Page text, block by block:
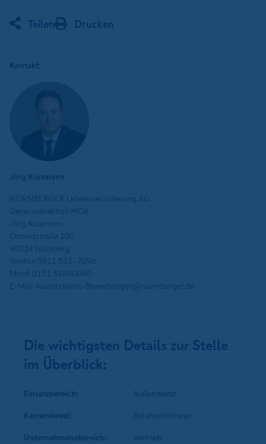
Teilen Drucken
Kontakt:
Jörg Klusmann
NÜRNBERGER Lebensversicherung AG
Generaldirektion MGA
Jörg Klusmann
Ostendstraße 100
90334 Nürnberg
Telefon 0911 531-7096
Mobil 0151 53840060
E-Mail Aussendienst-Bewerbungen@nuernberger.de
Die wichtigsten Details zur Stelle
im Überblick:
Einsatzbereich:
Außendienst
Karrierelevel:
Berufserfahrener
Unternehmens­bereich:
Vertrieb